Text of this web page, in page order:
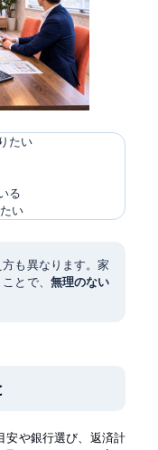
たい
る
い
も異なります。家
とで、 無理のない
安や銀行選び、返済計